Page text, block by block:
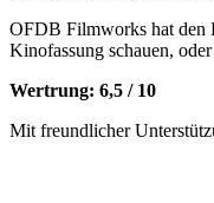
OFDB Filmworks hat den
Kinofassung schauen,
Wertrung: 6,5 / 10
Mit freundlicher